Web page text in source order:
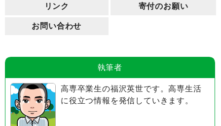
リンク 寄付のお願い
お問い合わせ
執筆者
高専卒業生の福沢英世です。高専生活
に役立つ情報を発信していきます。